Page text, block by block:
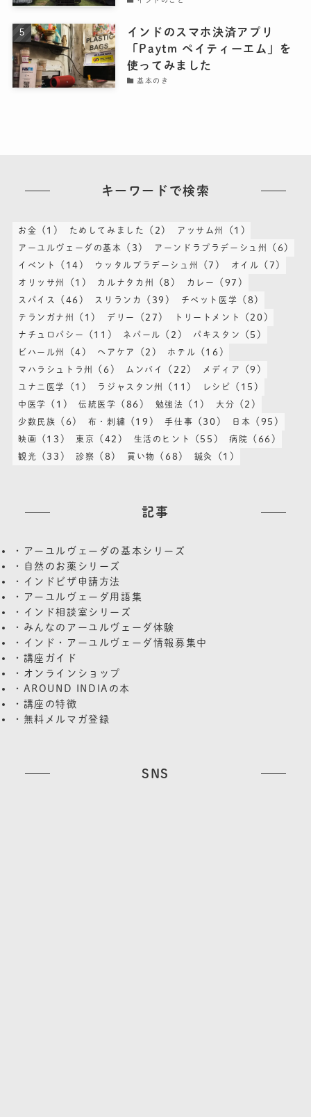
インドのスマホ決済アプリ
「Paytm ペイティーエム」を
使ってみました
基本のき
キーワードで検索
お金 (1) ためしてみました (2) アッサム州 (1)
アーユルヴェーダの基本 (3) アーンドラプラデーシュ州 (6)
イベント (14) ウッタルプラデーシュ州 (7) オイル (7)
オリッサ州 (1) カルナタカ州 (8) カレー (97)
スパイス (46) スリランカ (39) チベット医学 (8)
テランガナ州 (1) デリー (27) トリートメント (20)
ナチュロパシー (11) ネパール (2) パキスタン (5)
ビハール州 (4) ヘアケア (2) ホテル (16)
マハラシュトラ州 (6) ムンバイ (22) メディア (9)
ユナニ医学 (1) ラジャスタン州 (11) レシピ (15)
中医学 (1) 伝統医学 (86) 勉強法 (1) 大分 (2)
少数民族 (6) 布・刺繍 (19) 手仕事 (30) 日本 (95)
映画 (13) 東京 (42) 生活のヒント (55) 病院 (66)
観光 (33) 診察 (8) 買い物 (68) 鍼灸 (1)
記事
・アーユルヴェーダの基本シリーズ
・自然のお薬シリーズ
・インドビザ申請方法
・アーユルヴェーダ用語集
・インド相談室シリーズ
・みんなのアーユルヴェーダ体験
・インド・アーユルヴェーダ情報募集中
・講座ガイド
・オンラインショップ
・AROUND INDIAの本
・講座の特徴
・無料メルマガ登録
SNS